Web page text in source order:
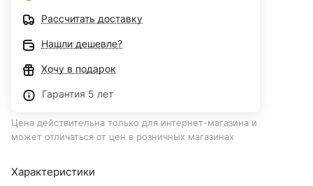
Характеристики
Рассчитать доставку
Нашли дешевле?
Хочу в подарок
Гарантия 5 лет
Цена действительна только для интернет-магазина и
может отличаться от цен в розничных магазинах